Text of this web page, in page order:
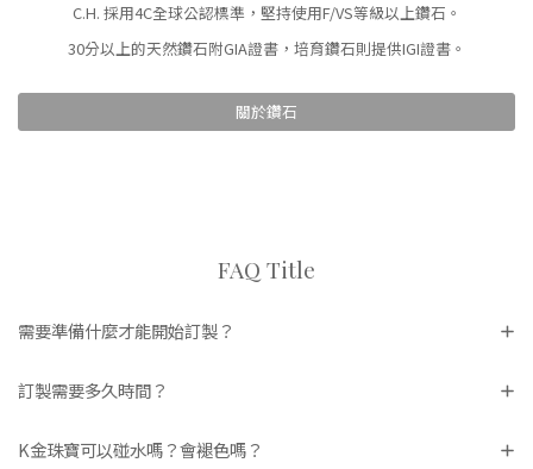
C.H. 採用4C全球公認標準，堅持使用F/VS等級以上鑽石。
30分以上的天然鑽石附GIA證書，培育鑽石則提供IGI證書。
關於鑽石
FAQ Title
需要準備什麼才能開始訂製？
訂製需要多久時間？
K金珠寶可以碰水嗎？會褪色嗎？